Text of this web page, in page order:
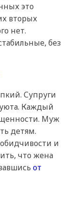
это
вторых
нет.
без
Супруги
Каждый
Муж
детям.
и
что жена
от